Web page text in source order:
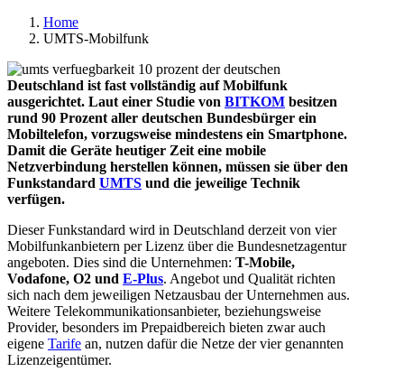
Home
UMTS-Mobilfunk
Deutschland ist fast vollständig auf Mobilfunk
ausgerichtet. Laut einer Studie von BITKOM besitzen
rund 90 Prozent aller deutschen Bundesbürger ein
Mobiltelefon, vorzugsweise mindestens ein Smartphone.
Damit die Geräte heutiger Zeit eine mobile
Netzverbindung herstellen können, müssen sie über den
Funkstandard UMTS und die jeweilige Technik
verfügen.
Dieser Funkstandard wird in Deutschland derzeit von vier
Mobilfunkanbietern per Lizenz über die Bundesnetzagentur
angeboten. Dies sind die Unternehmen: T-Mobile,
Vodafone, O2 und E-Plus. Angebot und Qualität richten
sich nach dem jeweiligen Netzausbau der Unternehmen aus.
Weitere Telekommunikationsanbieter, beziehungsweise
Provider, besonders im Prepaidbereich bieten zwar auch
eigene Tarife an, nutzen dafür die Netze der vier genannten
Lizenzeigentümer.